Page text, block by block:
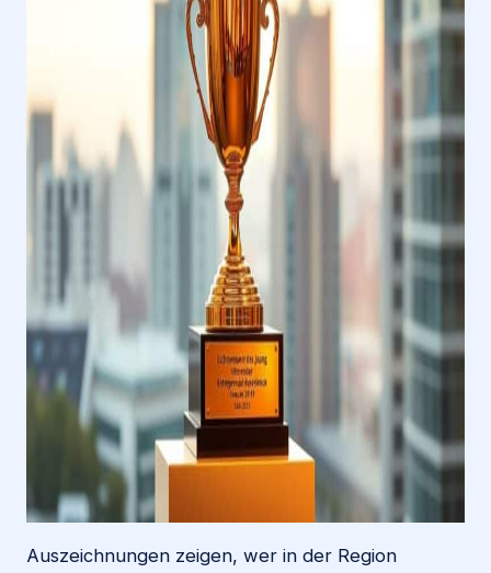
Auszeichnungen zeigen, wer in der Region